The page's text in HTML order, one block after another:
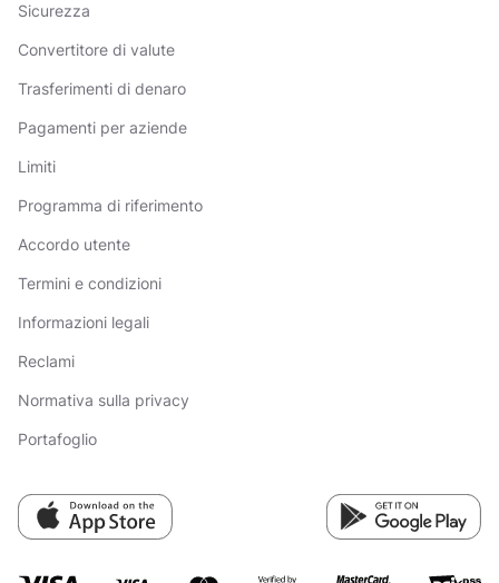
Sicurezza
Convertitore di valute
Trasferimenti di denaro
Pagamenti per aziende
Limiti
Programma di riferimento
Accordo utente
Termini e condizioni
Informazioni legali
Reclami
Normativa sulla privacy
Portafoglio